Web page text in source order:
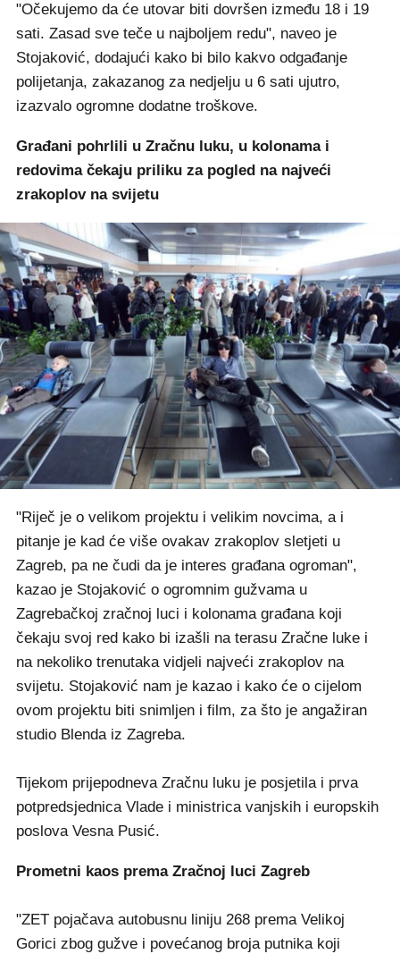
"Očekujemo da će utovar biti dovršen između 18 i 19
sati. Zasad sve teče u najboljem redu", naveo je
Stojaković, dodajući kako bi bilo kakvo odgađanje
polijetanja, zakazanog za nedjelju u 6 sati ujutro,
izazvalo ogromne dodatne troškove.
Građani pohrlili u Zračnu luku, u kolonama i
redovima čekaju priliku za pogled na najveći
zrakoplov na svijetu
"Riječ je o velikom projektu i velikim novcima, a i
pitanje je kad će više ovakav zrakoplov sletjeti u
Zagreb, pa ne čudi da je interes građana ogroman",
kazao je Stojaković o ogromnim gužvama u
Zagrebačkoj zračnoj luci i kolonama građana koji
čekaju svoj red kako bi izašli na terasu Zračne luke i
na nekoliko trenutaka vidjeli najveći zrakoplov na
svijetu. Stojaković nam je kazao i kako će o cijelom
ovom projektu biti snimljen i film, za što je angažiran
studio Blenda iz Zagreba.
Tijekom prijepodneva Zračnu luku je posjetila i prva
potpredsjednica Vlade i ministrica vanjskih i europskih
poslova Vesna Pusić.
Prometni kaos prema Zračnoj luci Zagreb
"ZET pojačava autobusnu liniju 268 prema Velikoj
Gorici zbog gužve i povećanog broja putnika koji